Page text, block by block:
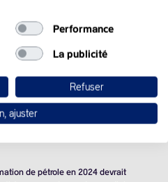
T-IL
:
mercredi, propulsés par la
internationale de l’énergie de
2024, et alors que les
de pétrole en 2024 devrait
Performance
La publicité
Refuser
ajuster